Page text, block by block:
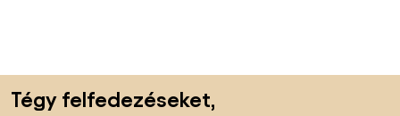
Tégy felfedezéseket,